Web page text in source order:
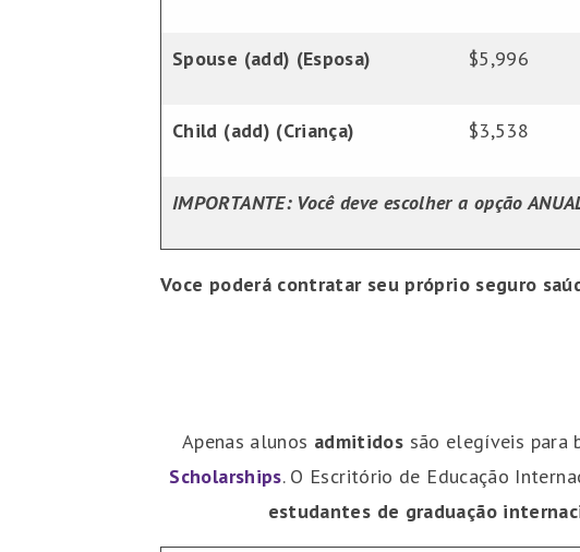
Spouse (add) (Esposa) $5,996
Child (add) (Criança) $3,538
IMPORTANTE: Você deve escolher a opção
Voce poderá contratar seu próprio seguro
Apenas alunos admitidos são elegíveis para
Scholarships. O Escritório de Educação
estudantes de graduação